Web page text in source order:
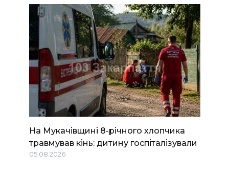
На Мукачівщині 8-річного хлопчика
травмував кінь: дитину госпіталізували
05.08.2026